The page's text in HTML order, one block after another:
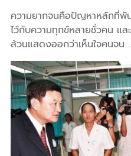
ความยากจนคือปัญหาหลักที่พั
ไว้กับความทุกข์หลายชั่วคน แ
ล้วนแสดงออกว่าเห็นใจคนจน